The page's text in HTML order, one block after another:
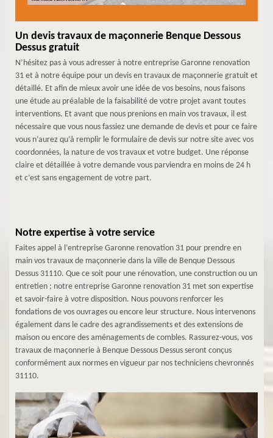
Un devis travaux de maçonnerie Benque Dessous
Dessus gratuit
N’hésitez pas à vous adresser à notre entreprise Garonne renovation
31 et à notre équipe pour un devis en travaux de maçonnerie gratuit et
détaillé. Et afin de mieux avoir une idée de vos besoins, nous faisons
une étude au préalable de la faisabilité de votre projet avant toutes
interventions. Et avant que nous prenions en main vos travaux, il est
nécessaire que vous nous fassiez une demande de devis et pour ce faire
vous n’aurez qu’à remplir le formulaire de devis sur notre site avec vos
coordonnées, la nature de vos travaux et votre budget. Une réponse
claire et détaillée à votre demande vous parviendra en moins de 24 h
et c’est sans engagement de votre part.
Notre expertise à votre service
Faites appel à l’entreprise Garonne renovation 31 pour prendre en
main vos travaux de maçonnerie dans la ville de Benque Dessous
Dessus 31110. Que ce soit pour une rénovation, une construction ou un
entretien ; notre entreprise Garonne renovation 31 met son expertise
et savoir-faire à votre disposition. Nous pouvons renforcer les
fondations de vos ouvrages ou encore leur structure. Nous intervenons
également dans le cadre des agrandissements et des extensions de
maison ou encore des aménagements de combles. Rassurez-vous, vos
travaux de maçonnerie à Benque Dessous Dessus seront conçus
conformément aux normes en vigueur par nos techniciens chevronnés
31110.